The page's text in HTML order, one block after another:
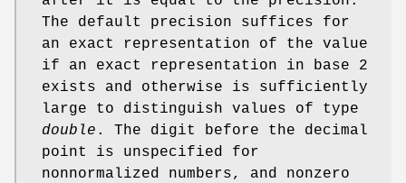
The default precision suffices for
an exact representation of the value
if an exact representation in base 2
exists and otherwise is sufficiently
large to distinguish values of type
double . The digit before the decimal
point is unspecified for
nonnormalized numbers, and nonzero